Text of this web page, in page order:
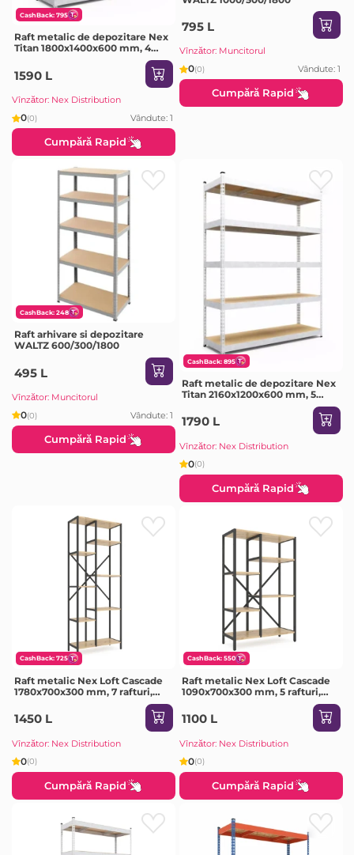
CashBack: 795
Raft metalic de depozitare Nex
Titan 1800x1400x600 mm, 4
1590 L
Vînzător: Nex Distribution
0(0) Vândute: 1
Cumpără Rapid
795 L
Vînzător: Muncitorul
0(0) Vândute: 1
Cumpără Rapid
CashBack: 248
Raft arhivare si depozitare
WALTZ 600/300/1800
495 L
Vînzător: Muncitorul
0(0) Vândute: 1
Cumpără Rapid
CashBack: 895
Raft metalic de depozitare Nex
Titan 2160x1200x600 mm, 5
1790 L
Vînzător: Nex Distribution
0(0)
Cumpără Rapid
CashBack: 725
Raft metalic Nex Loft Cascade
1780x700x300 mm, 7 rafturi,
PAL, Anthracite/ Oak Artisan
1450 L
Vînzător: Nex Distribution
0(0)
Cumpără Rapid
CashBack: 550
Raft metalic Nex Loft Cascade
1090x700x300 mm, 5 rafturi,
PAL, Antracite / Oak Artisan
1100 L
Vînzător: Nex Distribution
0(0)
Cumpără Rapid